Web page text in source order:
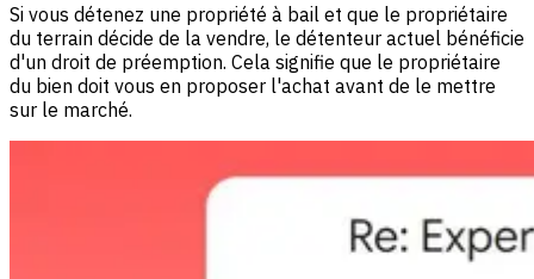
Si vous détenez une propriété à bail et que le propriétaire
du terrain décide de la vendre, le détenteur actuel bénéficie
d'un droit de préemption. Cela signifie que le propriétaire
du bien doit vous en proposer l'achat avant de le mettre
sur le marché.